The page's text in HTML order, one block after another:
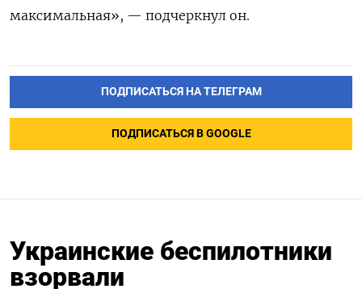
максимальная», — подчеркнул он.
ПОДПИСАТЬСЯ НА ТЕЛЕГРАМ
ПОДПИСАТЬСЯ В GOOGLE
Украинские беспилотники
взорвали